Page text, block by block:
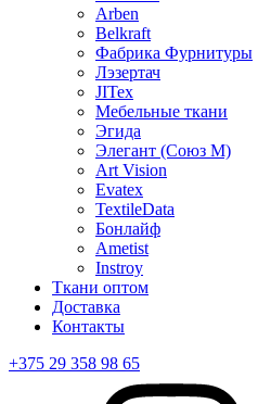
Arben
Belkraft
Фабрика Фурнитуры
Лэзертач
JITex
Мебельные ткани
Эгида
Элегант (Союз М)
Art Vision
Evatex
TextileData
Бонлайф
Ametist
Instroy
Ткани оптом
Доставка
Контакты
+375 29 358 98 65